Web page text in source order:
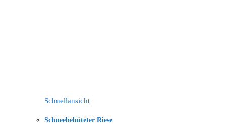
Schnellansicht
Schneebehüteter Riese